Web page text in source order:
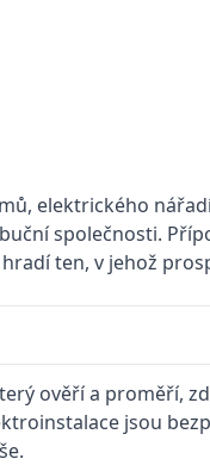
elektrického
společnosti.
ten, v jehož
ověří a proměří,
jsou